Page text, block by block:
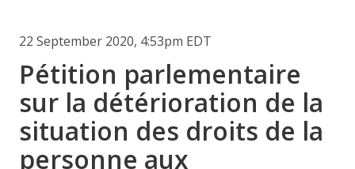
22 September 2020, 4:53pm EDT
Pétition parlementaire
sur la détérioration de la
situation des droits de la
personne aux